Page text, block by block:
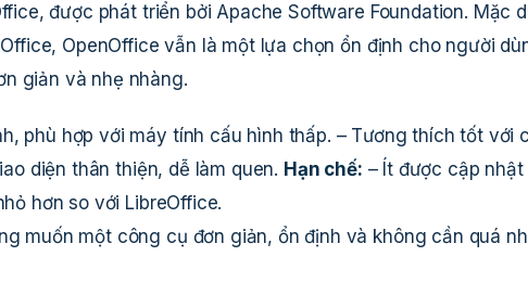
được phát triển bởi Apache Software Foundation. Mặc
OpenOffice vẫn là một lựa chọn ổn định cho người
giản và nhẹ nhàng.
phù hợp với máy tính cấu hình thấp. – Tương thích tốt với
diện thân thiện, dễ làm quen. Hạn chế: – Ít được cập nhật
hơn so với LibreOffice.
muốn một công cụ đơn giản, ổn định và không cần quá